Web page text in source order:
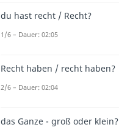
du hast recht / Recht?
1/6 – Dauer: 02:05
Recht haben / recht haben?
2/6 – Dauer: 02:04
das Ganze - groß oder klein?